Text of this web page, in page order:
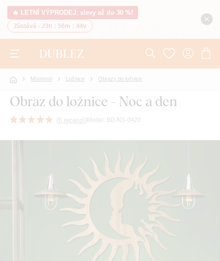
🔥 LETNÍ VÝPRODEJ: slevy až do 30 %!
Zůstává - 23h : 56m : 43v
Místnosti Ložnice Obrazy do ložnice
Obraz do ložnice - Noc a den
(6 recenzí) Model: BD-NS-0420